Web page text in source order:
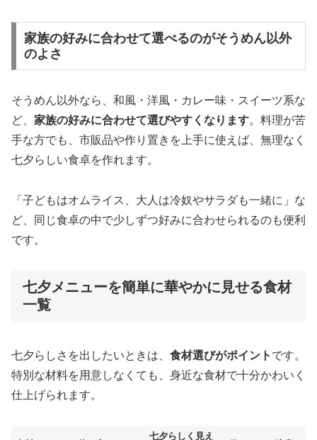
家族の好みに合わせて選べるのがそうめん以外
のよさ
そうめん以外なら、和風・洋風・カレー味・スイーツ系な
ど、 家族の好みに合わせて選びやすくなります。料理が苦
手な方でも、市販品や作り置きを上手に使えば、無理なく
七夕らしい食卓を作れます。
「子どもはオムライス、大人は冷奴やサラダも一緒に」な
ど、同じ食卓の中で少しずつ好みに合わせられるのも便利
です。
七夕メニューを簡単に華やかに見せる食材
一覧
七夕らしさを出したいときは、 食材選びがポイント です。
特別な材料を用意しなくても、身近な食材で十分かわいく
仕上げられます。
七夕らしく見え